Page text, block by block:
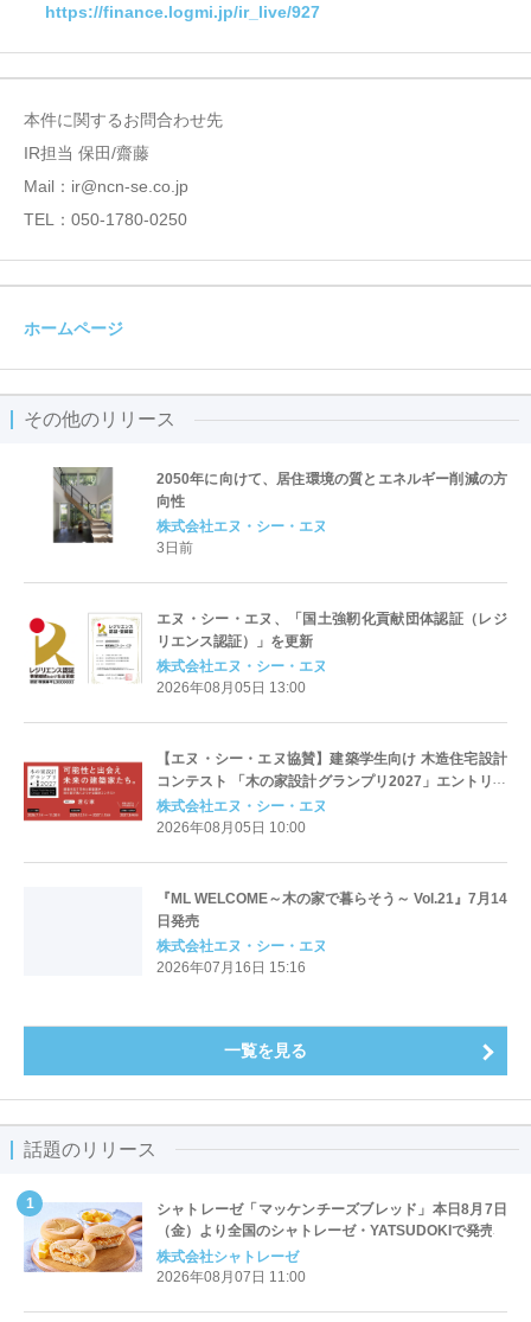
https://finance.logmi.jp/ir_live/927
本件に関するお問合わせ先
IR担当 保田/齋藤
Mail：ir@ncn-se.co.jp
TEL：050-1780-0250
ホームページ
その他のリリース
2050年に向けて、居住環境の質とエネルギー削減の方
向性
株式会社エヌ・シー・エヌ
3日前
エヌ・シー・エヌ、「国土強靭化貢献団体認証（レジ
リエンス認証）」を更新
株式会社エヌ・シー・エヌ
2026年08月05日 13:00
【エヌ・シー・エヌ協賛】建築学生向け 木造住宅設計
コンテスト 「木の家設計グランプリ2027」エントリー
開始
株式会社エヌ・シー・エヌ
2026年08月05日 10:00
『ML WELCOME～木の家で暮らそう～ Vol.21』7月14
日発売
株式会社エヌ・シー・エヌ
2026年07月16日 15:16
一覧を見る
話題のリリース
シャトレーゼ「マッケンチーズブレッド」本日8月7日
（金）より全国のシャトレーゼ・YATSUDOKIで発売
株式会社シャトレーゼ
2026年08月07日 11:00